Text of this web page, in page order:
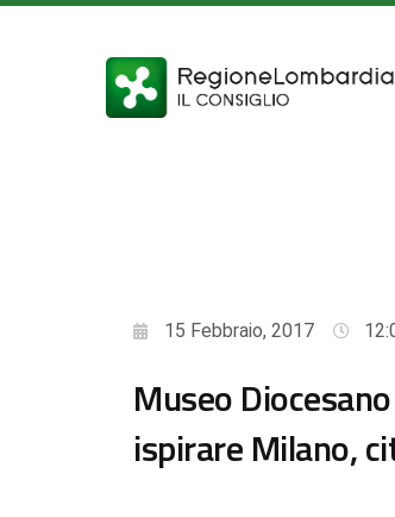
15 Febbraio, 2017
Museo
ispirare Milano,